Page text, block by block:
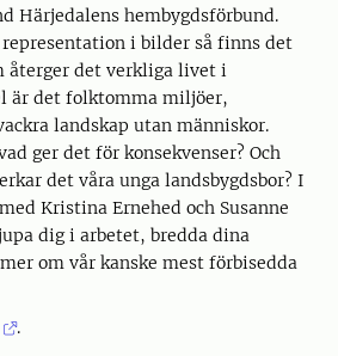
Härjedalens hembygdsförbund.
i bilder så finns det
återger det verkliga livet i
är det folktomma miljöer,
landskap utan människor.
ger det för konsekvenser? Och
det våra unga landsbygdsbor? I
Kristina Ernehed och Susanne
dig i arbetet, bredda dina
om vår kanske mest förbisedda
.